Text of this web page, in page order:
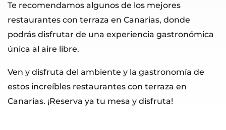
Te recomendamos algunos de los mejores
restaurantes con terraza en Canarias, donde
podrás disfrutar de una experiencia gastronómica
única al aire libre.
Ven y disfruta del ambiente y la gastronomía de
estos increíbles restaurantes con terraza en
Canarias. ¡Reserva ya tu mesa y disfruta!